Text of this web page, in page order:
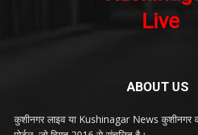
ABOUT US
कुशीनगर लाइव या Kushinagar News कुशीनगर